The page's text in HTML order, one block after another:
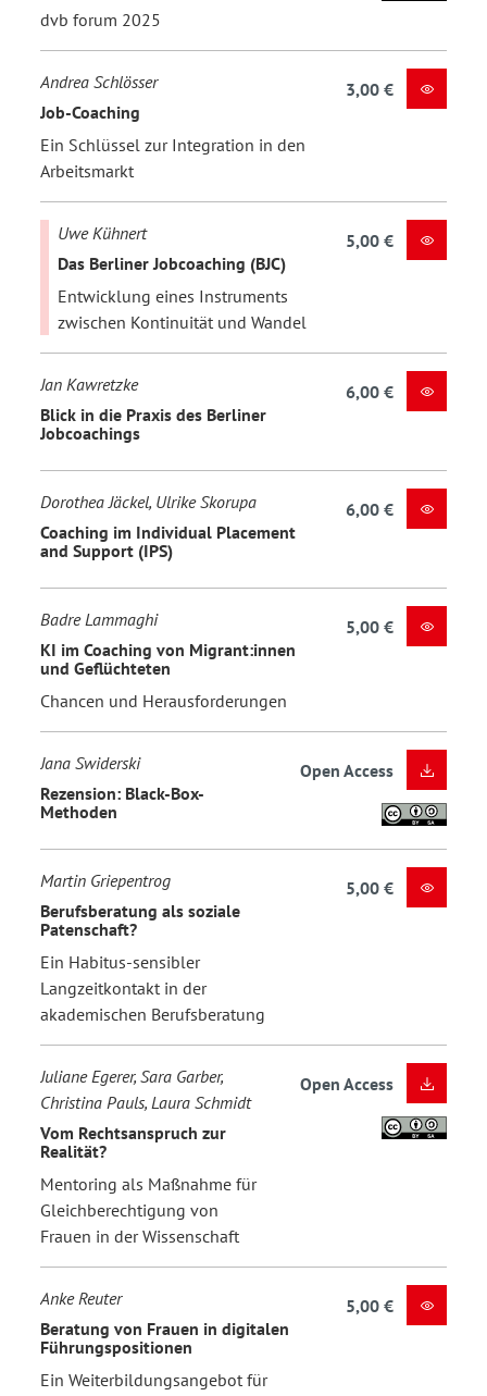
dvb forum 2025
Andrea Schlösser
Job-Coaching
Ein Schlüssel zur Integration in den
Arbeitsmarkt
3,00 €
Uwe Kühnert
Das Berliner Jobcoaching (BJC)
Entwicklung eines Instruments
zwischen Kontinuität und Wandel
5,00 €
Jan Kawretzke
Blick in die Praxis des Berliner
Jobcoachings
6,00 €
Dorothea Jäckel, Ulrike Skorupa
Coaching im Individual Placement
and Support (IPS)
6,00 €
Badre Lammaghi
KI im Coaching von Migrant:innen
und Geflüchteten
Chancen und Herausforderungen
5,00 €
Jana Swiderski
Rezension: Black-Box-
Methoden
Open Access
Martin Griepentrog
Berufsberatung als soziale
Patenschaft?
Ein Habitus-sensibler
Langzeitkontakt in der
akademischen Berufsberatung
5,00 €
Juliane Egerer, Sara Garber,
Christina Pauls, Laura Schmidt
Vom Rechtsanspruch zur
Realität?
Mentoring als Maßnahme für
Gleichberechtigung von
Frauen in der Wissenschaft
Open Access
Anke Reuter
Beratung von Frauen in digitalen
Führungspositionen
Ein Weiterbildungsangebot für
5,00 €